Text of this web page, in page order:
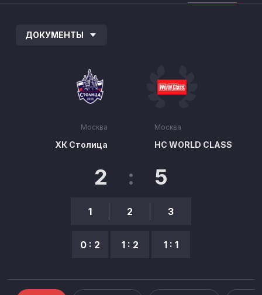
ДОКУМЕНТЫ
Москва
ХК Столица
2 : 5
1
0 : 2
2
1 : 2
3
1 : 1
Москва
HC WORLD CLASS